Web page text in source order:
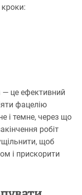
— це ефективний
фацелію
і темне, через що
робіт
щоб
і прискорити